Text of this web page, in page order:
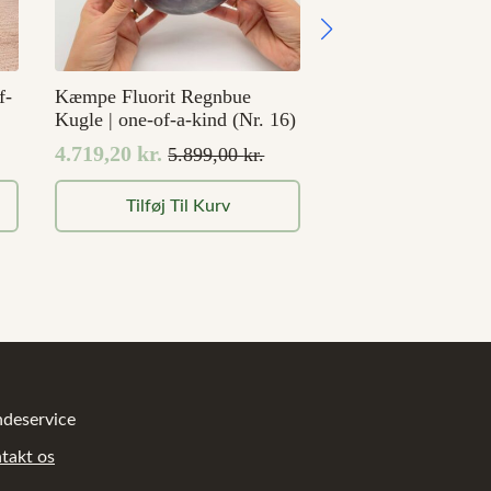
Kæmpe Fluorit Regnbue
Kugle | one-of-a-kind (Nr. 16)
5.899,00kr.
Den
oprindelige
4.719,20kr.
Den
aktuelle
Tilføj Til Kurv
os